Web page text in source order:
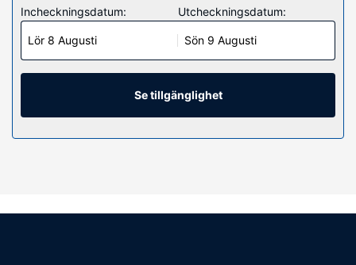
rummen. Gratis wi-fi gör att du kan hålla dig uppkopplad,
och kabel-tv erbjuder underhållning. Privat badrum med
dusch, regndusch och gratis toalettartiklar. På rummet
finns värdeförvaringsskåp och skrivbord. Städning erbjuds
dagligen.
Bekvämligheter på anläggningen
har även gratis wi-fi, conciergetjänster och
Incheckningsdatum:
Lör 8 Augusti
Utcheckningsdatum:
Sön 9 Augusti
Se tillgänglighet